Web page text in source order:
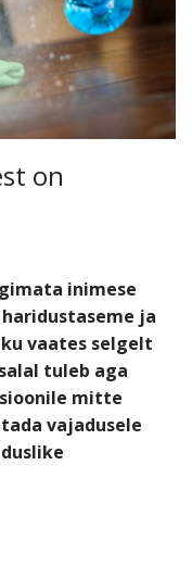
on
inimese
ja
vaates selgelt
tuleb aga
mitte
vajadusele